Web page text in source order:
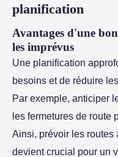
planification
Avantages d'une
les imprévus
Une planification
besoins et de réduire
Par exemple, anticiper
les fermetures de route
Ainsi, prévoir les routes
devient crucial pour un